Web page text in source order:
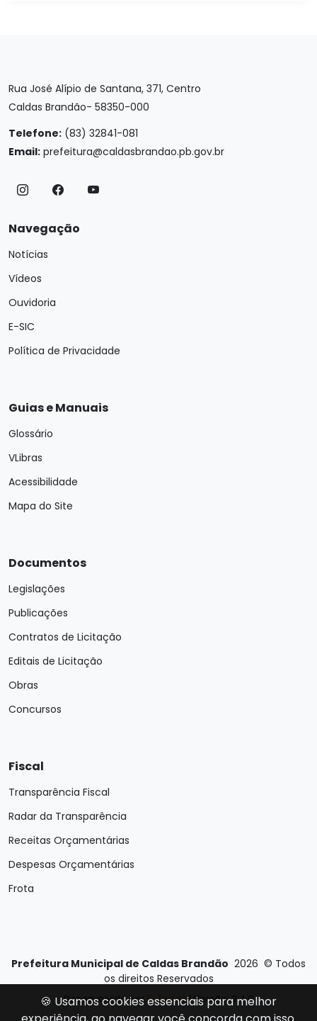
Rua José Alípio de Santana, 371, Centro
Caldas Brandão- 58350-000
Telefone: (83) 32841-081
Email: prefeitura@caldasbrandao.pb.gov.br
Navegação
Notícias
Vídeos
Ouvidoria
E-SIC
Política de Privacidade
Guias e Manuais
Glossário
VLibras
Acessibilidade
Mapa do Site
Documentos
Legislações
Publicações
Contratos de Licitação
Editais de Licitação
Obras
Concursos
Fiscal
Transparência Fiscal
Radar da Transparência
Receitas Orçamentárias
Despesas Orçamentárias
Frota
Prefeitura Municipal de Caldas Brandão 2026 © Todos
os direitos Reservados
Desenvolvido por E-Ticons| Versão: 2.4.0
🍪 Usamos cookies essenciais para melhor